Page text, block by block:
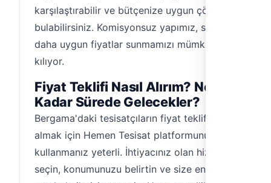
karşılaştırabilir ve bütçenize uygun çözümü
bulabilirsiniz. Komisyonsuz yapımız, size
daha uygun fiyatlar sunmamızı mümkün
kılıyor.
Fiyat Teklifi Nasıl Alırım? Ne
Kadar Sürede Gelecekler?
Bergama'daki tesisatçıların fiyat tekliflerini
almak için Hemen Tesisat platformunu
kullanmanız yeterli. İhtiyacınız olan hizmeti
seçin, konumunuzu belirtin ve size en uygun